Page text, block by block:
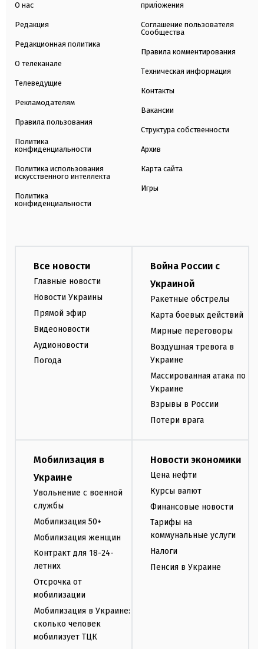
О нас
Редакция
Редакционная политика
О телеканале
Телеведущие
Рекламодателям
Правила пользования
Политика
конфиденциальности
Политика использования
искусственного интеллекта
Политика
конфиденциальности
приложения
Соглашение пользователя
Сообщества
Правила комментирования
Техническая информация
Контакты
Вакансии
Структура собственности
Архив
Карта сайта
Игры
Все новости
Главные новости
Новости Украины
Прямой эфир
Видеоновости
Аудионовости
Погода
Война России с
Украиной
Ракетные обстрелы
Карта боевых действий
Мирные переговоры
Воздушная тревога в
Украине
Массированная атака по
Украине
Взрывы в России
Потери врага
Мобилизация в
Украине
Увольнение с военной
службы
Мобилизация 50+
Мобилизация женщин
Контракт для 18-24-
летних
Отсрочка от
мобилизации
Мобилизация в Украине:
сколько человек
мобилизует ТЦК
Новости экономики
Цена нефти
Курсы валют
Финансовые новости
Тарифы на
коммунальные услуги
Налоги
Пенсия в Украине